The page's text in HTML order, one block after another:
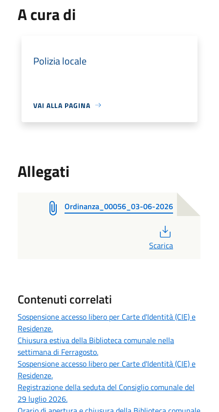
A cura di
Polizia locale
VAI ALLA PAGINA
Allegati
Ordinanza_00056_03-06-2026
Scarica
Contenuti correlati
Sospensione accesso libero per Carte d'Identità (CIE) e
Residenze.
Chiusura estiva della Biblioteca comunale nella
settimana di Ferragosto.
Sospensione accesso libero per Carte d'Identità (CIE) e
Residenze.
Registrazione della seduta del Consiglio comunale del
29 luglio 2026.